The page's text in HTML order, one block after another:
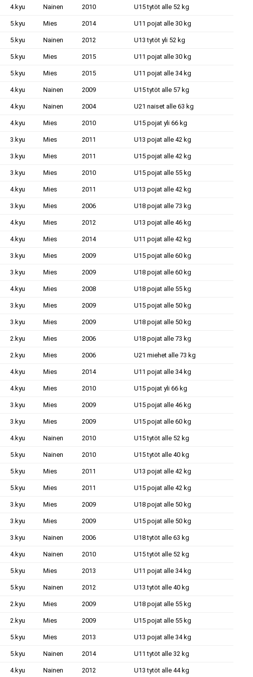
4.kyu Nainen 2010 U15 tytöt alle 52 kg
5.kyu Mies 2014 U11 pojat alle 30 kg
5.kyu Nainen 2012 U13 tytöt yli 52 kg
5.kyu Mies 2015 U11 pojat alle 30 kg
5.kyu Mies 2015 U11 pojat alle 34 kg
4.kyu Nainen 2009 U15 tytöt alle 57 kg
4.kyu Nainen 2004 U21 naiset alle 63 kg
4.kyu Mies 2010 U15 pojat yli 66 kg
3.kyu Mies 2011 U13 pojat alle 42 kg
3.kyu Mies 2011 U15 pojat alle 42 kg
3.kyu Mies 2010 U15 pojat alle 55 kg
4.kyu Mies 2011 U13 pojat alle 42 kg
3.kyu Mies 2006 U18 pojat alle 73 kg
4.kyu Mies 2012 U13 pojat alle 46 kg
4.kyu Mies 2014 U11 pojat alle 42 kg
3.kyu Mies 2009 U15 pojat alle 60 kg
3.kyu Mies 2009 U18 pojat alle 60 kg
4.kyu Mies 2008 U18 pojat alle 55 kg
3.kyu Mies 2009 U15 pojat alle 50 kg
3.kyu Mies 2009 U18 pojat alle 50 kg
2.kyu Mies 2006 U18 pojat alle 73 kg
2.kyu Mies 2006 U21 miehet alle 73 kg
4.kyu Mies 2014 U11 pojat alle 34 kg
4.kyu Mies 2010 U15 pojat yli 66 kg
3.kyu Mies 2009 U15 pojat alle 46 kg
3.kyu Mies 2009 U15 pojat alle 60 kg
4.kyu Nainen 2010 U15 tytöt alle 52 kg
5.kyu Nainen 2010 U15 tytöt alle 40 kg
5.kyu Mies 2011 U13 pojat alle 42 kg
5.kyu Mies 2011 U15 pojat alle 42 kg
3.kyu Mies 2009 U18 pojat alle 50 kg
3.kyu Mies 2009 U15 pojat alle 50 kg
3.kyu Nainen 2006 U18 tytöt alle 63 kg
4.kyu Nainen 2010 U15 tytöt alle 52 kg
5.kyu Mies 2013 U11 pojat alle 34 kg
5.kyu Nainen 2012 U13 tytöt alle 40 kg
2.kyu Mies 2009 U18 pojat alle 55 kg
2.kyu Mies 2009 U15 pojat alle 55 kg
5.kyu Mies 2013 U13 pojat alle 34 kg
5.kyu Nainen 2014 U11 tytöt alle 32 kg
4.kyu Nainen 2012 U13 tytöt alle 44 kg